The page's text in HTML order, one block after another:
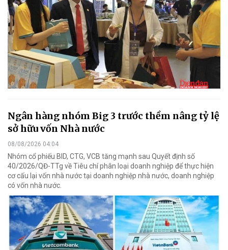
Ngân hàng nhóm Big 3 trước thềm nâng tỷ lệ
sở hữu vốn Nhà nước
08/08/2026 04:04
Nhóm cổ phiếu BID, CTG, VCB tăng mạnh sau Quyết định số
40/2026/QĐ-TTg về Tiêu chí phân loại doanh nghiệp để thực hiện
cơ cấu lại vốn nhà nước tại doanh nghiệp nhà nước, doanh nghiệp
có vốn nhà nước.